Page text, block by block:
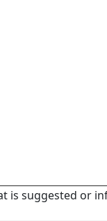
is suggested or